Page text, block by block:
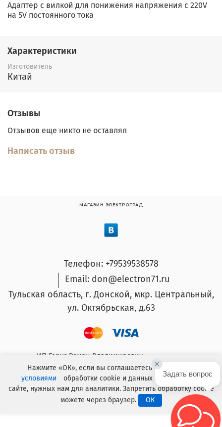
Адаптер с вилкой для понижения напряжения с 220V
на 5V постоянного тока
Характеристики
Изготовитель
Китай
Отзывы
Отзывов еще никто не оставлял
Написать отзыв
Телефон: +79539538578
Email: don@electron71.ru
Тульская область, г. Донской, мкр. Центральный,
ул. Октябрьская, д.63
МАГАЗИН ЭЛЕКТРОГРАД
ИП Герус Роман Владимирович.
ОГРНИП: 304714932300026 ИНН: 711400010184
Интернет магазин создан F_Mulder в 2021 году
Нажмите «ОК», если вы соглашаетесь с условиями
условиями
обработки cookie и данных о поведении на
сайте, нужных нам для аналитики. Запретить обработку cookie
можете через браузер.
ОК
Задать вопрос